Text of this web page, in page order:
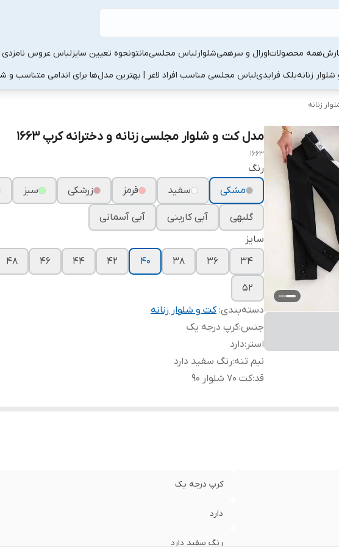
همه محصولاتاورال و سرهمیشلوارلباس مجلسیمانتونحوه تعیین سایزلباس عروس نامزدی
زنانهبلک فرایدیلباس مجلسی مناسب افراد لاغر | بهترین مدل‌ها برای اندامی متناسب و
زنانه
مدل کت و شلوار مجلسی زنانه و دخترانه کرپ ۱۶۶۳
1663
رنگ
مشکی
سفید قرمز زرشکی سبز
گلبهی آبی کاربنی
آبی آسمانی
سایز
۳۴
۳۶ ۳۸ ۴۰ ۴۲ ۴۴ ۴۶ ۴۸
۵۲
دسته‌بندی:کت و شلوار زنانه
جنس:کرپ درجه یک
استر :دارد
نیم تنه:رنگ سفید دارد
قد:کت ۷۰ شلوار ۹۰
کرپ درجه یک
دارد
رنگ سفید دارد